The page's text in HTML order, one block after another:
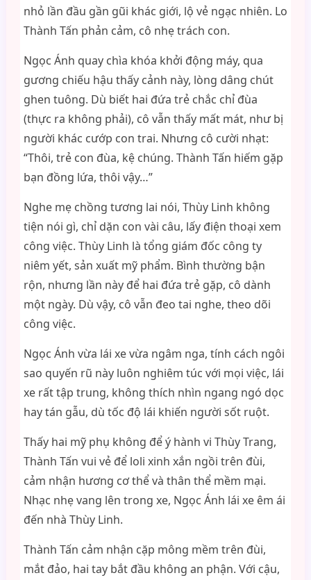
nhỏ lần đầu gần gũi khác giới, lộ vẻ ngạc nhiên. Lo
Thành Tấn phản cảm, cô nhẹ trách con.
Ngọc Ánh quay chìa khóa khởi động máy, qua
gương chiếu hậu thấy cảnh này, lòng dâng chút
ghen tuông. Dù biết hai đứa trẻ chắc chỉ đùa
(thực ra không phải), cô vẫn thấy mất mát, như bị
người khác cướp con trai. Nhưng cô cười nhạt:
“Thôi, trẻ con đùa, kệ chúng. Thành Tấn hiếm gặp
bạn đồng lứa, thôi vậy…”
Nghe mẹ chồng tương lai nói, Thùy Linh không
tiện nói gì, chỉ dặn con vài câu, lấy điện thoại xem
công việc. Thùy Linh là tổng giám đốc công ty
niêm yết, sản xuất mỹ phẩm. Bình thường bận
rộn, nhưng lần này để hai đứa trẻ gặp, cô dành
một ngày. Dù vậy, cô vẫn đeo tai nghe, theo dõi
công việc.
Ngọc Ánh vừa lái xe vừa ngâm nga, tính cách ngôi
sao quyến rũ này luôn nghiêm túc với mọi việc, lái
xe rất tập trung, không thích nhìn ngang ngó dọc
hay tán gẫu, dù tốc độ lái khiến người sốt ruột.
Thấy hai mỹ phụ không để ý hành vi Thùy Trang,
Thành Tấn vui vẻ để loli xinh xắn ngồi trên đùi,
cảm nhận hương cơ thể và thân thể mềm mại.
Nhạc nhẹ vang lên trong xe, Ngọc Ánh lái xe êm ái
đến nhà Thùy Linh.
Thành Tấn cảm nhận cặp mông mềm trên đùi,
mắt đảo, hai tay bắt đầu không an phận. Với cậu,